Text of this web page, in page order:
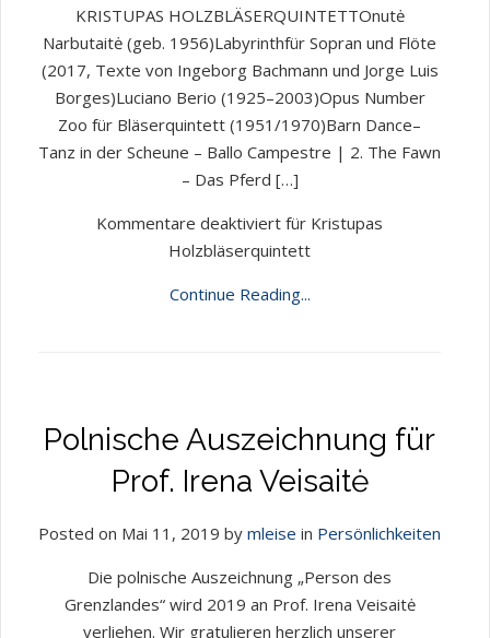
KRISTUPAS HOLZBLÄSERQUINTETTOnutė
Narbutaitė (geb. 1956)Labyrinthfür Sopran und Flöte
(2017, Texte von Ingeborg Bachmann und Jorge Luis
Borges)Luciano Berio (1925–2003)Opus Number
Zoo für Bläserquintett (1951/1970)Barn Dance–
Tanz in der Scheune – Ballo Campestre | 2. The Fawn
– Das Pferd […]
Kommentare deaktiviert für Kristupas
Holzbläserquintett
Continue Reading...
Polnische Auszeichnung für
Prof. Irena Veisaitė
Posted on Mai 11, 2019 by mleise in Persönlichkeiten
Die polnische Auszeichnung „Person des
Grenzlandes“ wird 2019 an Prof. Irena Veisaitė
verliehen. Wir gratulieren herzlich unserer